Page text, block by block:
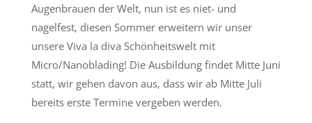
Augenbrauen der Welt, nun ist es niet- und
nagelfest, diesen Sommer erweitern wir unser
unsere Viva la diva Schönheitswelt mit
Micro/Nanoblading! Die Ausbildung findet Mitte Juni
statt, wir gehen davon aus, dass wir ab Mitte Juli
bereits erste Termine vergeben werden.